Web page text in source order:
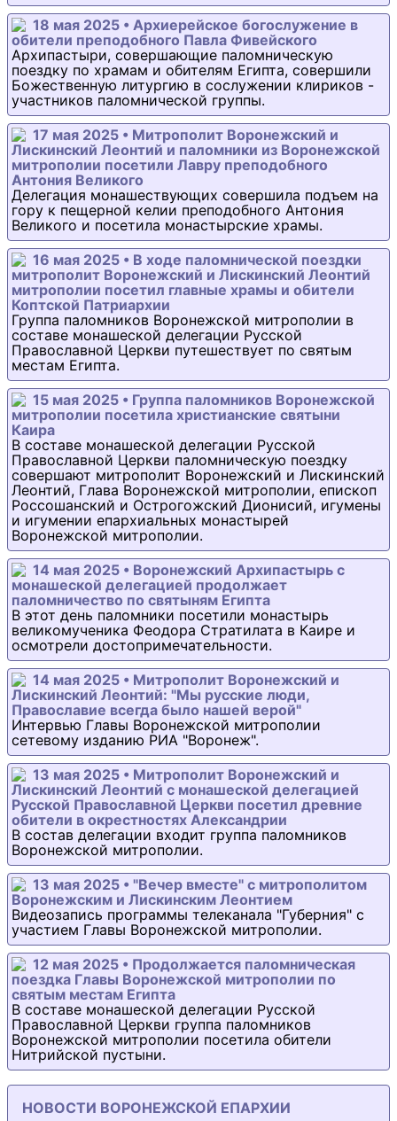
18 мая 2025 • Архиерейское богослужение в
обители преподобного Павла Фивейского
Архипастыри, совершающие паломническую
поездку по храмам и обителям Египта, совершили
Божественную литургию в сослужении клириков -
участников паломнической группы.
17 мая 2025 • Митрополит Воронежский и
Лискинский Леонтий и паломники из Воронежской
митрополии посетили Лавру преподобного
Антония Великого
Делегация монашествующих совершила подъем на
гору к пещерной келии преподобного Антония
Великого и посетила монастырские храмы.
16 мая 2025 • В ходе паломнической поездки
митрополит Воронежский и Лискинский Леонтий
митрополии посетил главные храмы и обители
Коптской Патриархии
Группа паломников Воронежской митрополии в
составе монашеской делегации Русской
Православной Церкви путешествует по святым
местам Египта.
15 мая 2025 • Группа паломников Воронежской
митрополии посетила христианские святыни
Каира
В составе монашеской делегации Русской
Православной Церкви паломническую поездку
совершают митрополит Воронежский и Лискинский
Леонтий, Глава Воронежской митрополии, епископ
Россошанский и Острогожский Дионисий, игумены
и игумении епархиальных монастырей
Воронежской митрополии.
14 мая 2025 • Воронежский Архипастырь с
монашеской делегацией продолжает
паломничество по святыням Египта
В этот день паломники посетили монастырь
великомученика Феодора Стратилата в Каире и
осмотрели достопримечательности.
14 мая 2025 • Митрополит Воронежский и
Лискинский Леонтий: "Мы русские люди,
Православие всегда было нашей верой"
Интервью Главы Воронежской митрополии
сетевому изданию РИА "Воронеж".
13 мая 2025 • Митрополит Воронежский и
Лискинский Леонтий с монашеской делегацией
Русской Православной Церкви посетил древние
обители в окрестностях Александрии
В состав делегации входит группа паломников
Воронежской митрополии.
13 мая 2025 • "Вечер вместе" с митрополитом
Воронежским и Лискинским Леонтием
Видеозапись программы телеканала "Губерния" с
участием Главы Воронежской митрополии.
12 мая 2025 • Продолжается паломническая
поездка Главы Воронежской митрополии по
святым местам Египта
В составе монашеской делегации Русской
Православной Церкви группа паломников
Воронежской митрополии посетила обители
Нитрийской пустыни.
НОВОСТИ ВОРОНЕЖСКОЙ ЕПАРХИИ